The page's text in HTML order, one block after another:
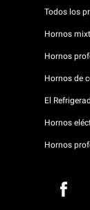
Todos los
Hornos
Hornos
Hornos de
El
Hornos
Hornos